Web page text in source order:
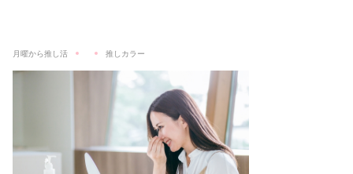
月曜から推し活 推しカラー